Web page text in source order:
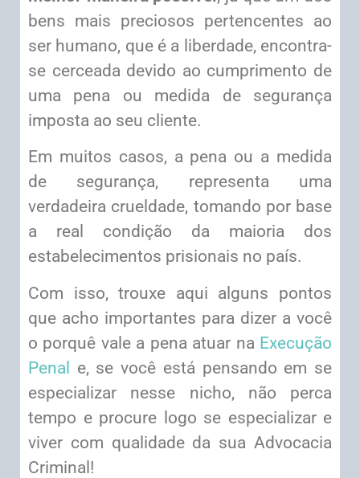
bens mais preciosos pertencentes ao
ser humano, que é a liberdade, encontra-
se cerceada devido ao cumprimento de
uma pena ou medida de segurança
imposta ao seu cliente.
Em muitos casos, a pena ou a medida
de segurança, representa uma
verdadeira crueldade, tomando por base
a real condição da maioria dos
estabelecimentos prisionais no país.
Com isso, trouxe aqui alguns pontos
que acho importantes para dizer a você
o porquê vale a pena atuar na Execução
Penal
e, se você está pensando em se
especializar nesse nicho, não perca
tempo e procure logo se especializar e
viver com qualidade da sua Advocacia
Criminal!